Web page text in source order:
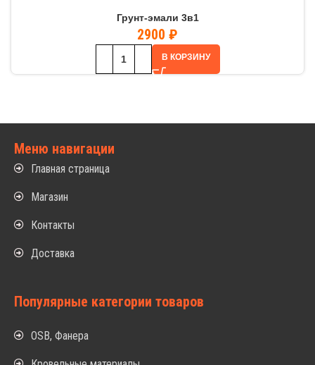
Грунт-эмали 3в1
2900 ₽
В КОРЗИНУ
Меню навигации
Главная страница
Магазин
Контакты
Доставка
Популярные категории товаров
OSB, Фанера